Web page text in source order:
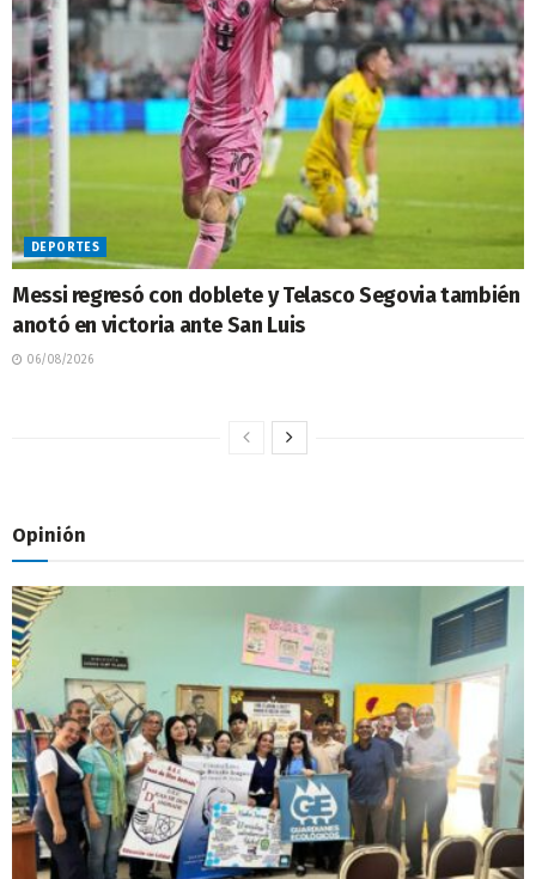
DEPORTES
Messi regresó con doblete y Telasco Segovia también
anotó en victoria ante San Luis
06/08/2026
Opinión